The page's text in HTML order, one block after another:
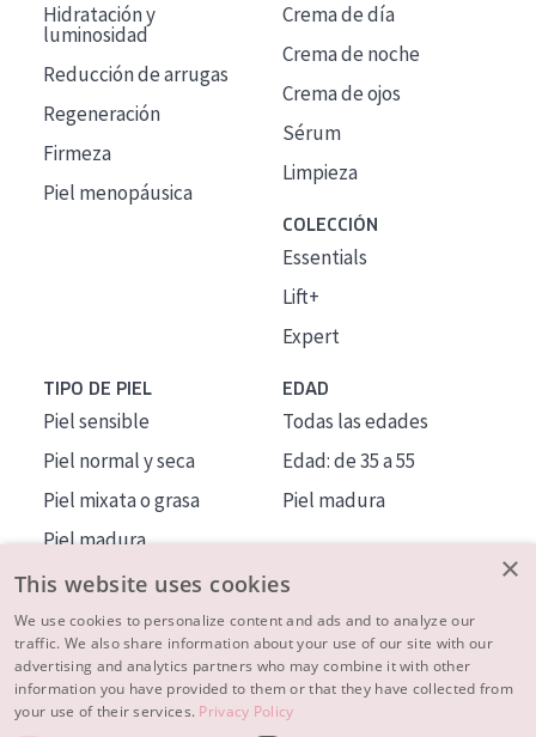
Hidratación y
luminosidad
Reducción de arrugas
Regeneración
Firmeza
Piel menopáusica
Crema de día
Crema de noche
Crema de ojos
Sérum
Limpieza
COLECCIÓN
Essentials
Lift+
Expert
TIPO DE PIEL
Piel sensible
Piel normal y seca
Piel mixata o grasa
Piel madura
Piel expuesta al sol
Piel menopáusica
EDAD
Todas las edades
Edad: de 35 a 55
Piel madura
MÁS SOBRE NOSOTROS
INSPIRACIÓN
×
This website uses cookies
We use cookies to personalize content and ads and to analyze our
traffic. We also share information about your use of our site with our
advertising and analytics partners who may combine it with other
information you have provided to them or that they have collected from
your use of their services. Privacy Policy